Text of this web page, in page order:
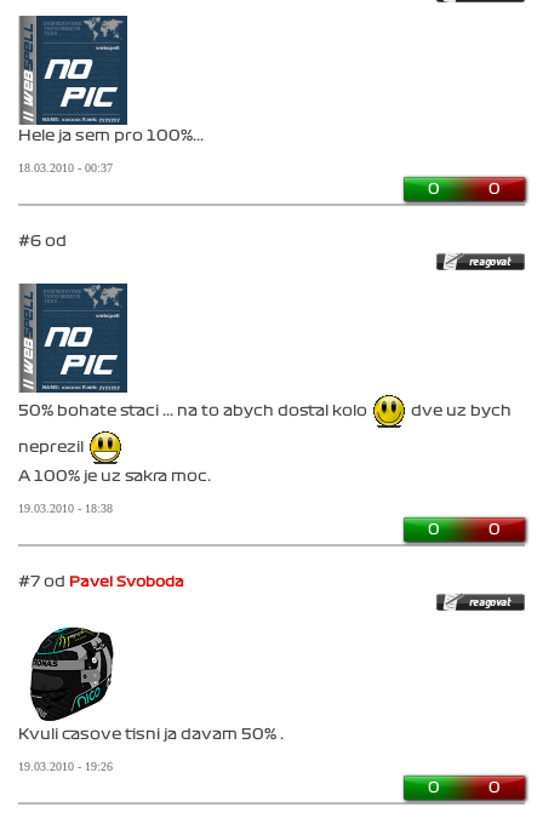
Hele ja sem pro 100%...
18.03.2010 - 00:37
0 0
#6 od
50% bohate staci ... na to abych dostal kolo dve uz bych
neprezil
A 100% je uz sakra moc.
19.03.2010 - 18:38
0 0
#7 od Pavel Svoboda
Kvuli casove tisni ja davam 50% .
19.03.2010 - 19:26
0 0